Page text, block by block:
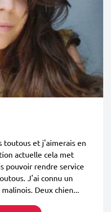
toutous et j'aimerais en
actuelle cela met
pouvoir rendre service
J'ai connu un
Deux chien...